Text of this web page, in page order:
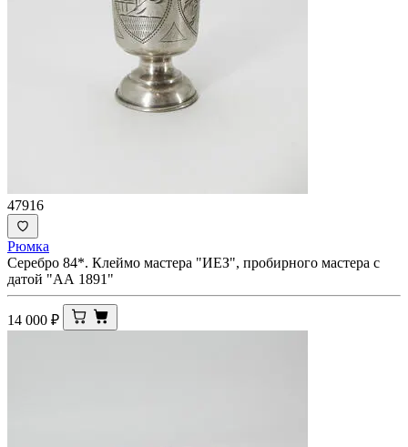
47916
Рюмка
Серебро 84*. Клеймо мастера "ИЕЗ", пробирного мастера с
датой "АА 1891"
14 000 ₽